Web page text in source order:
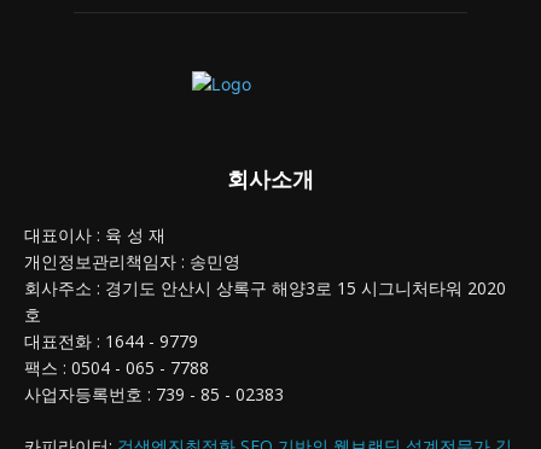
회사소개
대표이사 : 육 성 재
개인정보관리책임자 : 송민영
회사주소 : 경기도 안산시 상록구 해양3로 15 시그니처타워 2020
호
대표전화 : 1644 - 9779
팩스 : 0504 - 065 - 7788
사업자등록번호 : 739 - 85 - 02383